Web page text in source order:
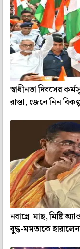
স্বাধীনতা দিবসের
রাস্তা, জেনে নিন
নবান্নে 'মাছ, মিষ্টি
বুদ্ধ-মমতাকে